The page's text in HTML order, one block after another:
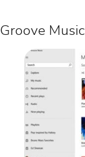
Groove Music